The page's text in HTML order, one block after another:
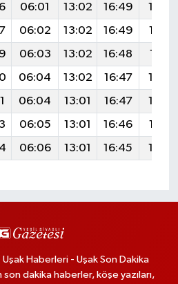
06:01 13:02 16:49
19:54
06:02 13:02 16:49
19:53
06:03 13:02 16:48
19:51
06:04 13:02 16:47
19:50
06:04 13:01 16:47
19:48
06:05 13:01 16:46
19:47
06:06 13:01 16:45 19:45
Haberleri - Uşak Son Dakika
dakika haberler, köşe yazıları,